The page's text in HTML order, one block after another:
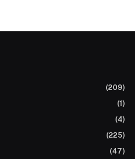
(209)
(1)
(4)
(225)
(47)